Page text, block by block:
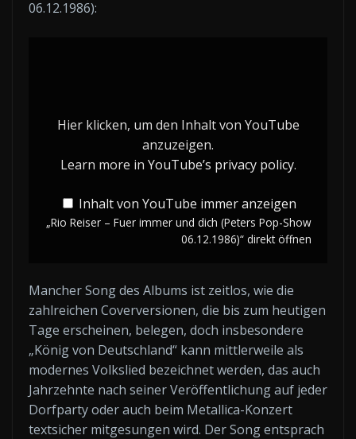
06.12.1986):
immer
und
(Peters
Pop-
Show
von
YouTube
anzeigen
Hier klicken, um den Inhalt von YouTube
anzuzeigen.
Learn more in YouTube’s privacy policy.
Inhalt von YouTube immer anzeigen
„Rio Reiser – Fuer immer und dich (Peters Pop-Show
06.12.1986)“ direkt öffnen
Mancher Song des Albums ist zeitlos, wie die
zahlreichen Coverversionen, die bis zum heutigen
Tage erscheinen, belegen, doch insbesondere
„König von Deutschland“ kann mittlerweile als
modernes Volkslied bezeichnet werden, das auch
Jahrzehnte nach seiner Veröffentlichung auf jeder
Dorfparty oder auch beim Metallica-Konzert
textsicher mitgesungen wird. Der Song entsprach